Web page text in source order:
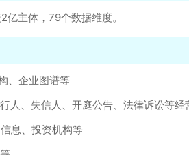
主体，79个数据维度。
、企业图谱等
人、失信人、开庭公告、法律诉讼等经
息、投资机构等